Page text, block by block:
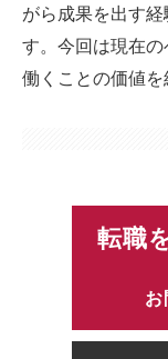
がら成果を出す
す。今回は現在
働くことの価値を
転職
お